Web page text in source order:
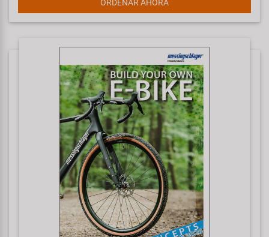
ORDENAR AHORA